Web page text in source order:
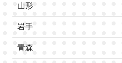
山形
岩手
青森